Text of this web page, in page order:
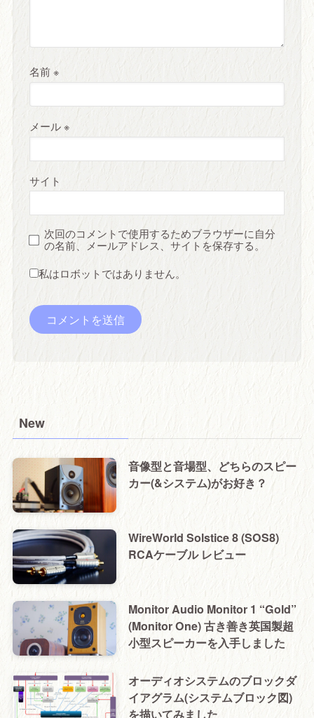
名前※
メール※
サイト
次回のコメントで使用するためブラウザーに自分
の名前、メールアドレス、サイトを保存する。
私はロボットではありません。
New
音像型と音場型、どちらのスピー
カー(&システム)がお好き？
WireWorld Solstice 8 (SOS8)
RCAケーブル レビュー
Monitor Audio Monitor 1 “Gold”
(Monitor One) 古き善き英国製超
小型スピーカーを入手しました
オーディオシステムのブロックダ
イアグラム(システムブロック図)
を描いてみました